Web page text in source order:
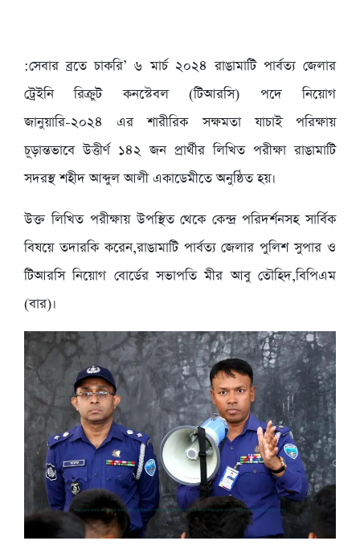
:সেবার ব্রতে চাকরি’ ৬ মার্চ ২০২৪ রাঙামাটি পার্বত্য জেলার
ট্রেইনি রিক্রুট কনস্টেবল (টিআরসি) পদে নিয়োগ
জানুয়ারি-২০২৪ এর শারীরিক সক্ষমতা যাচাই পরিক্ষায়
চূড়ান্তভাবে উত্তীর্ণ ১৪২ জন প্রার্থীর লিখিত পরীক্ষা রাঙামাটি
সদরস্থ শহীদ আব্দুল আলী একাডেমীতে অনুষ্ঠিত হয়।
উক্ত লিখিত পরীক্ষায় উপস্থিত থেকে কেন্দ্র পরিদর্শনসহ সার্বিক
বিষয়ে তদারকি করেন,রাঙামাটি পার্বত্য জেলার পুলিশ সুপার ও
টিআরসি নিয়োগ বোর্ডের সভাপতি মীর আবু তৌহিদ,বিপিএম
(বার)।